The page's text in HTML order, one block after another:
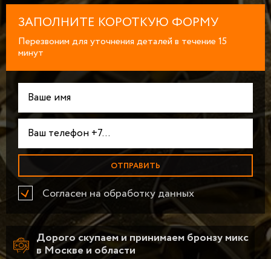
Дорого скупаем и принимаем бронзу микс
в Москве и области
ЗАПОЛНИТЕ КОРОТКУЮ ФОРМУ
Перезвоним для уточнения деталей в течение 15
минут
Согласен на обработку данных